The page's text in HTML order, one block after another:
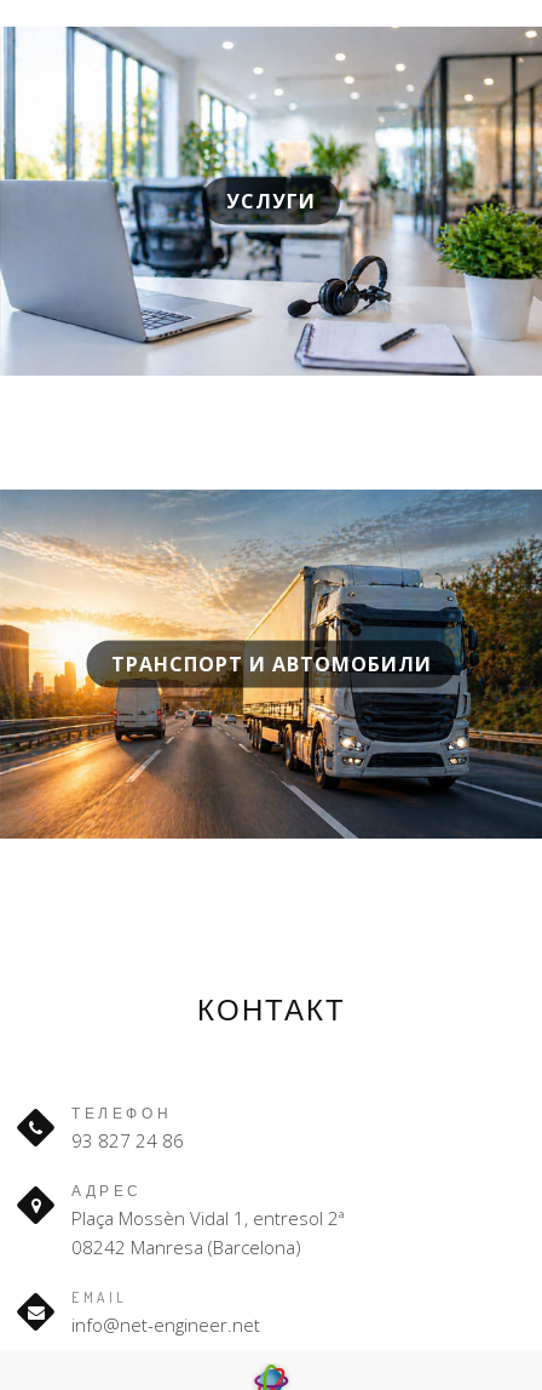
УСЛУГИ
ТРАНСПОРТ И АВТОМОБИЛИ
КОНТАКТ
ТЕЛЕФОН
93 827 24 86
АДРЕС
Plaça Mossèn Vidal 1, entresol 2ª
08242 Manresa (Barcelona)
EMAIL
info@net-engineer.net